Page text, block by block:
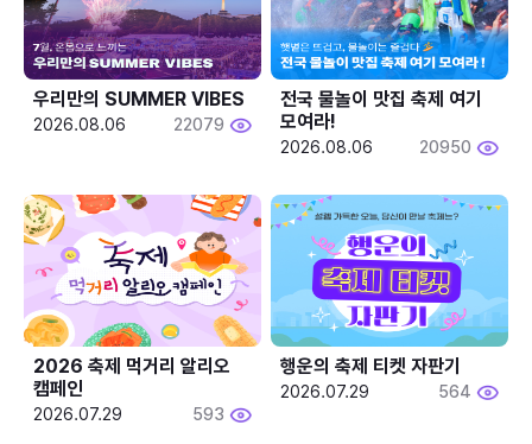
우리만의 SUMMER VIBES
2026.08.06 22079
전국 물놀이 맛집 축제 여기
모여라!
2026.08.06 20950
2026 축제 먹거리 알리오
캠페인
2026.07.29 593
행운의 축제 티켓 자판기
2026.07.29 564